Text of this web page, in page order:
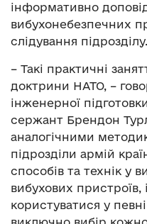
інформативно
вибухонебезпечних
слідування підрозділу.
– Такі практичні
доктрини НАТО, –
інженерної
сержант Брендон
аналогічними
підрозділи армій
способів та технік у
вибухових пристроїв,
користуватися у